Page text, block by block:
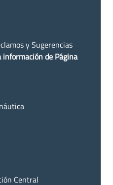
y Sugerencias
de Página
Central